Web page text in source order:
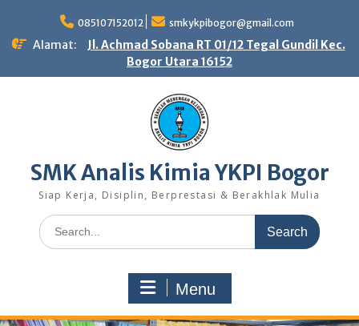
content
085107152012 smkykpibogor@gmail.com
Alamat:
Jl. Achmad Sobana RT 01/12 Tegal Gundil Kec.
Bogor Utara 16152
SMK Analis Kimia YKPI Bogor
Siap Kerja, Disiplin, Berprestasi & Berakhlak Mulia
Search
for:
Menu